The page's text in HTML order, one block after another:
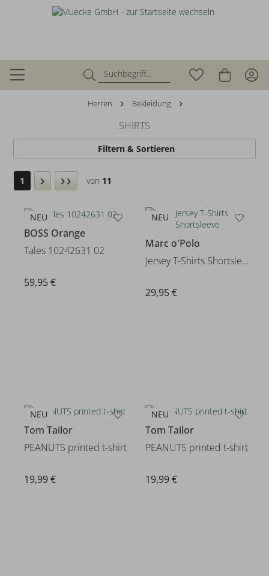
Herren Bekleidung
SHIRTS
Filtern & Sortieren
1 von 11
NEU
BOSS Orange
Tales 10242631 02
59,95 €
NEU
Marc o'Polo
Jersey T-Shirts Shortsleeve
29,95 €
NEU
Tom Tailor
PEANUTS printed t-shirt
19,99 €
NEU
Tom Tailor
PEANUTS printed t-shirt
19,99 €